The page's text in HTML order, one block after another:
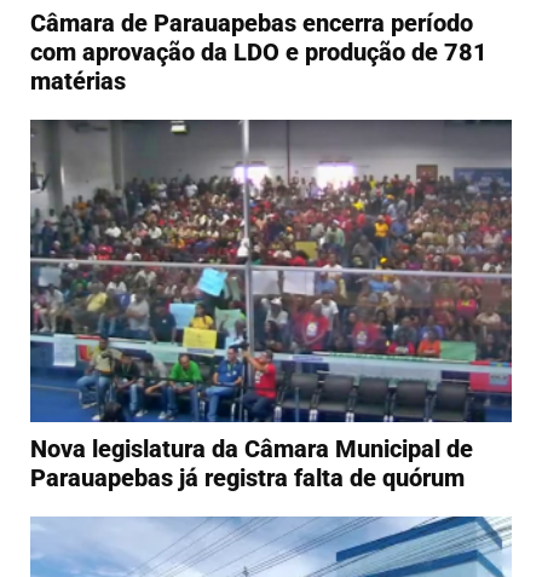
Câmara de Parauapebas encerra período
com aprovação da LDO e produção de 781
matérias
Nova legislatura da Câmara Municipal de
Parauapebas já registra falta de quórum